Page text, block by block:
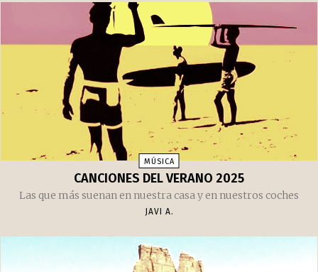
MÚSICA
CANCIONES DEL VERANO 2025
Las que más suenan en nuestra casa y en nuestros coches
JAVI A.